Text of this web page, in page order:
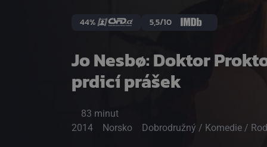
Jo Nesbø: Doktor
prdicí prášek
44% 5,5/10
83 minut
2014
Norsko Dobrodružný / Komedie /